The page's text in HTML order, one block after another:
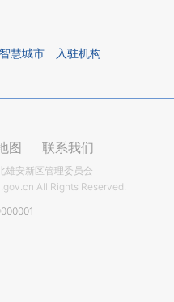
智慧城市 入驻机构
图 联系我们
雄安新区管理委员会
All Rights Reserved.